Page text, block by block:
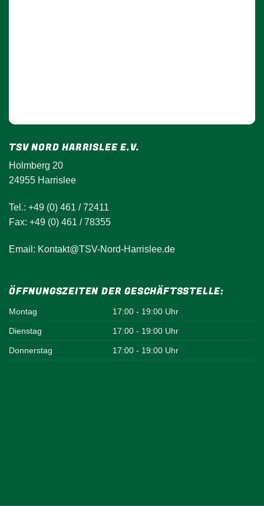
TSV NORD HARRISLEE E.V.
Holmberg 20
24955 Harrislee
Tel.: +49 (0) 461 / 72411
Fax: +49 (0) 461 / 78355
Email: Kontakt@TSV-Nord-Harrislee.de
ÖFFNUNGSZEITEN DER GESCHÄFTSSTELLE:
Montag 17:00 - 19:00 Uhr
Dienstag 17:00 - 19:00 Uhr
Donnerstag 17:00 - 19:00 Uhr